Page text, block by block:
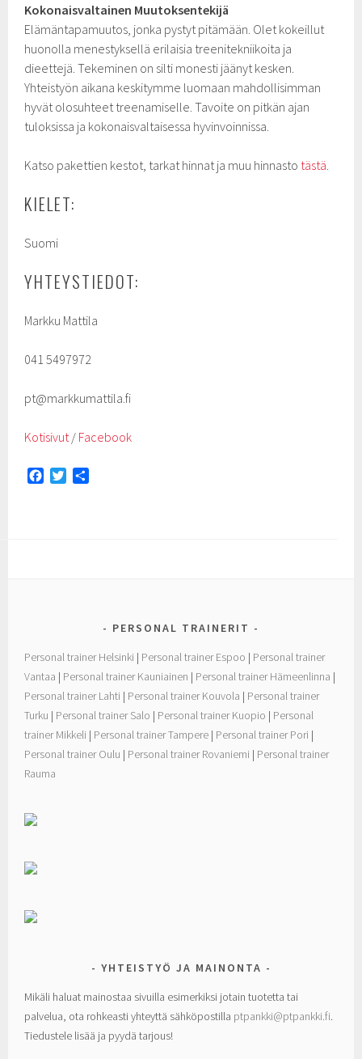
Kokonaisvaltainen Muutoksentekijä
Elämäntapamuutos, jonka pystyt pitämään. Olet kokeillut
huonolla menestyksellä erilaisia treenitekniikoita ja
dieettejä. Tekeminen on silti monesti jäänyt kesken.
Yhteistyön aikana keskitymme luomaan mahdollisimman
hyvät olosuhteet treenamiselle. Tavoite on pitkän ajan
tuloksissa ja kokonaisvaltaisessa hyvinvoinnissa.
Katso pakettien kestot, tarkat hinnat ja muu hinnasto tästä
KIELET:
Suomi
YHTEYSTIEDOT:
Markku Mattila
041 5497972
pt@markkumattila.fi
Kotisivut / Facebook
PERSONAL TRAINERIT
Personal trainer Helsinki | Personal trainer Espoo | Personal trainer
Vantaa | Personal trainer Kauniainen | Personal trainer Hämeenlinna |
Personal trainer Lahti | Personal trainer Kouvola | Personal trainer
Turku | Personal trainer Salo | Personal trainer Kuopio | Personal
trainer Mikkeli | Personal trainer Tampere | Personal trainer Pori |
Personal trainer Oulu | Personal trainer Rovaniemi | Personal trainer
Rauma
YHTEISTYÖ JA MAINONTA
Mikäli haluat mainostaa sivuilla esimerkiksi jotain tuotetta tai
palvelua, ota rohkeasti yhteyttä sähköpostilla ptpankki@ptpankki.fi.
Tiedustele lisää ja pyydä tarjous!